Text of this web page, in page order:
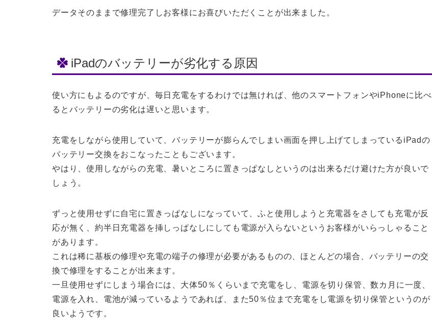
データそのままで修理完了しお客様にお喜びいただくことが出来ました。
iPadのバッテリーが劣化する原因
使い方にもよるのですが、毎日充電をするわけでは無ければ、他のスマートフォンやiPhoneに比べ
るとバッテリーの劣化は遅いと思います。
充電をしながら使用していて、バッテリーが膨らんでしまい画面を押し上げてしまっているiPadの
バッテリー交換をおこなったこともございます。
やはり、使用しながらの充電、暑いところに置きっぱなしというのは出来るだけ避けた方が良いで
しょう。
ずっと使用せずに自宅に置きっぱなしになっていて、ふと使用しようと充電器をさしても充電が反
応が無く、約半日充電器を挿しっぱなしにしても電源が入らないというお客様がいらっしゃること
があります。
これは稀に基板の修理や充電の端子の修理が必要があるものの、ほとんどの場合、バッテリーの交
換で修理をすることが出来ます。
一旦使用せずにしまう場合には、大体50％くらいまで充電をし、電源を切り保管、数カ月に一度、
電源を入れ、電池が減っているようであれば、また50％位まで充電をし電源を切り保管というのが
良いようです。